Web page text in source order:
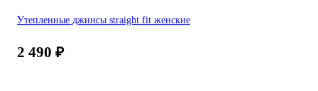
Утепленные джинсы straight fit женские
2 490 ₽